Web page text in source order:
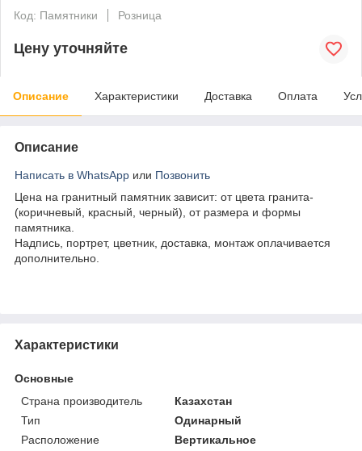
Код: Памятники
Розница
Цену уточняйте
Описание Характеристики Доставка Оплата
Описание
Написать в WhatsApp или Позвонить
Цена на гранитный памятник зависит: от цвета гранита-
(коричневый, красный, черный), от размера и формы
памятника.
Надпись, портрет, цветник, доставка, монтаж оплачивается
дополнительно.
Характеристики
Основные
Страна производитель
Казахстан
Тип
Одинарный
Расположение
Вертикальное